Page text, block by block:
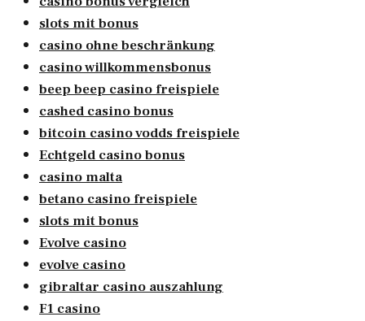
slots mit bonus
casino ohne beschränkung
casino willkommensbonus
beep beep casino freispiele
cashed casino bonus
bitcoin casino vodds freispiele
Echtgeld casino bonus
casino malta
betano casino freispiele
slots mit bonus
Evolve casino
evolve casino
gibraltar casino auszahlung
F1 casino